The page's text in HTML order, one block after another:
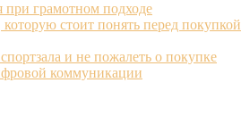
при грамотном подходе
стоит понять перед покупкой
и не пожалеть о покупке
коммуникации